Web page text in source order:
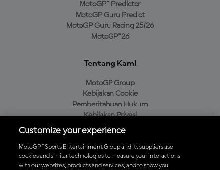
MotoGP™ Predictor
MotoGP Guru Predict
MotoGP Guru Racing 25/26
MotoGP™26
Tentang Kami
MotoGP Group
Kebijakan Cookie
Pemberitahuan Hukum
Kebijakan Privasi
Kebijakan Pembelian
Unduh Aplikasi Resmi MotoGP™
Customize your experience
MotoGP™ Sports Entertainment Group and its suppliers use
cookies and similar technologies to measure your interactions
with our websites, products and services, and to show you